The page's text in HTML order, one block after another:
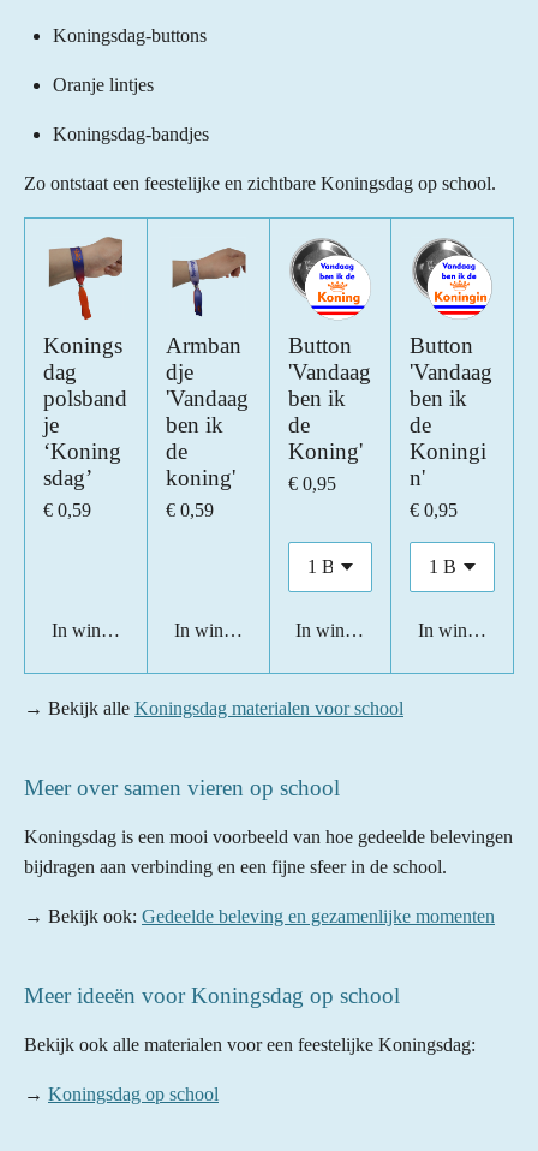
Koningsdag-buttons
Oranje lintjes
Koningsdag-bandjes
Zo ontstaat een feestelijke en zichtbare Koningsdag op school.
Konings
dag
polsband
je
‘Koning
sdag’
€ 0,59
In winkelwagen
Armban
dje
'Vandaag
ben ik
de
koning'
€ 0,59
In winkelwagen
Button
'Vandaag
ben ik
de
Koning'
€ 0,95
In winkelwagen
Button
'Vandaag
ben ik
de
Koningi
n'
€ 0,95
In
→ Bekijk alle Koningsdag materialen voor school
Meer over samen vieren op school
Koningsdag is een mooi voorbeeld van hoe gedeelde belevingen
bijdragen aan verbinding en een fijne sfeer in de school.
→ Bekijk ook: Gedeelde beleving en gezamenlijke momenten
Meer ideeën voor Koningsdag op school
Bekijk ook alle materialen voor een feestelijke Koningsdag:
→ Koningsdag op school